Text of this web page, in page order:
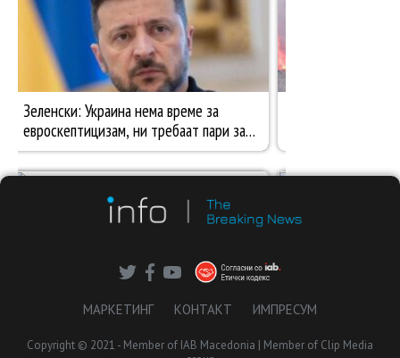
МАРКЕТИНГ КОНТАКТ ИМПРЕСУМ
Copyright © 2021 - Member of IAB Macedonia | Member of Clip Media